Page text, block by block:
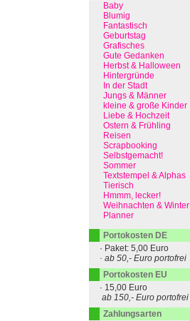
Baby
Blumig
Fantastisch
Geburtstag
Grafisches
Gute Gedanken
Herbst & Halloween
Hintergründe
In der Stadt
Jungs & Männer
kleine & große Kinder
Liebe & Hochzeit
Ostern & Frühling
Reisen
Scrapbooking
Selbstgemacht!
Sommer
Textstempel & Alphas
Tierisch
Hmmm, lecker!
Weihnachten & Winter
Planner
Portokosten DE
· Paket: 5,00 Euro
· ab 50,- Euro portofrei
Portokosten EU
· 15,00 Euro
ab 150,- Euro portofrei
Zahlungsarten